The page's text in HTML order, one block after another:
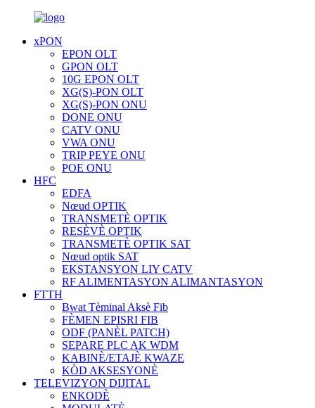
xPON
EPON OLT
GPON OLT
10G EPON OLT
XG(S)-PON OLT
XG(S)-PON ONU
DONE ONU
CATV ONU
VWA ONU
TRIP PEYE ONU
POE ONU
HFC
EDFA
Nœud OPTIK
TRANSMETÈ OPTIK
RESÈVÈ OPTIK
TRANSMETÈ OPTIK SAT
Nœud optik SAT
EKSTANSYON LIY CATV
RF ALIMENTASYON ALIMANTASYON
FTTH
Bwat Tèminal Aksè Fib
FÈMEN EPISRI FIB
ODF (PANÈL PATCH)
SEPARE PLC AK WDM
KABINÈ/ETAJÈ KWAZE
KÒD AKSESYONÈ
TELEVIZYON DIJITAL
ENKODÈ